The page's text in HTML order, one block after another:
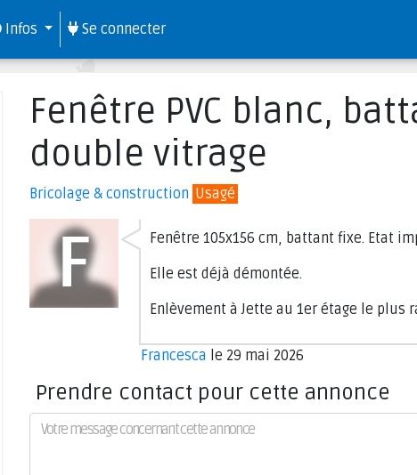
Infos Se connecter
Fenêtre PVC blanc,
double vitrage
Bricolage & construction Usagé
Fenêtre 105x156 cm, battant fixe. Etat
Elle est déjà démontée.
Enlèvement à Jette au 1er étage le plus
Francesca le 29 mai 2026
Prendre contact pour cette annonce